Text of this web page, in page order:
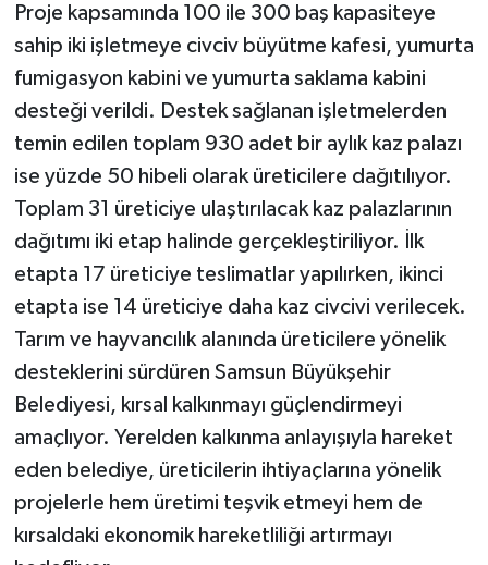
Proje kapsamında 100 ile 300 baş kapasiteye
sahip iki işletmeye civciv büyütme kafesi, yumurta
fumigasyon kabini ve yumurta saklama kabini
desteği verildi. Destek sağlanan işletmelerden
temin edilen toplam 930 adet bir aylık kaz palazı
ise yüzde 50 hibeli olarak üreticilere dağıtılıyor.
Toplam 31 üreticiye ulaştırılacak kaz palazlarının
dağıtımı iki etap halinde gerçekleştiriliyor. İlk
etapta 17 üreticiye teslimatlar yapılırken, ikinci
etapta ise 14 üreticiye daha kaz civcivi verilecek.
Tarım ve hayvancılık alanında üreticilere yönelik
desteklerini sürdüren Samsun Büyükşehir
Belediyesi, kırsal kalkınmayı güçlendirmeyi
amaçlıyor. Yerelden kalkınma anlayışıyla hareket
eden belediye, üreticilerin ihtiyaçlarına yönelik
projelerle hem üretimi teşvik etmeyi hem de
kırsaldaki ekonomik hareketliliği artırmayı